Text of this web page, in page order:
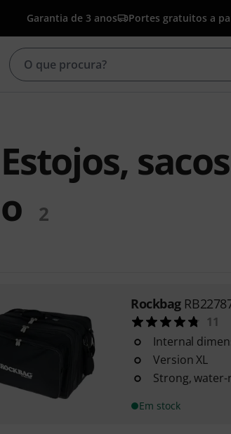
Garantia de 3 anos Portes gratuitos a
2
Rockbag
11
Internal
Version XL
Strong,
Em stock